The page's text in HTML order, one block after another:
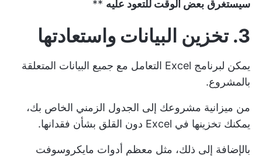
سيستغرق بعض الوقت للتعود عليه **
3. تخزين البيانات واستعادتها
يمكن لبرنامج Excel التعامل مع جميع البيانات المتعلقة
بالمشروع.
من ميزانية مشروعك إلى الجدول الزمني الخاص بك،
يمكنك تخزينها في Excel دون القلق بشأن فقدانها.
بالإضافة إلى ذلك، مثل معظم أدوات مايكروسوفت